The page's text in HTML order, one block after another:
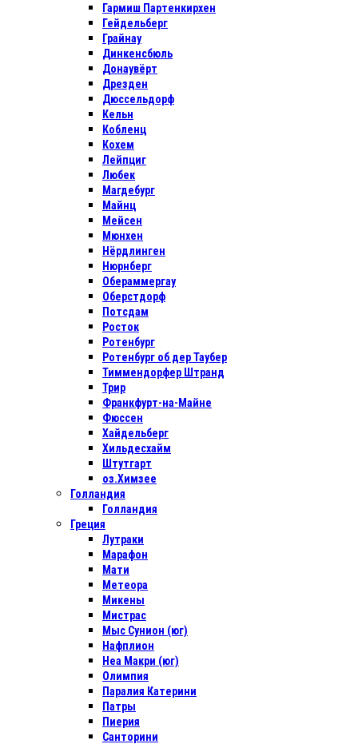
Гармиш Партенкирхен
Гейдельберг
Грайнау
Динкенсбюль
Донаувёрт
Дрезден
Дюссельдорф
Кельн
Кобленц
Кохем
Лейпциг
Любек
Магдебург
Майнц
Мейсен
Мюнхен
Нёрдлинген
Нюрнберг
Обераммергау
Оберстдорф
Потсдам
Росток
Ротенбург
Ротенбург об дер Таубер
Тиммендорфер Штранд
Трир
Франкфурт-на-Майне
Фюссен
Хайдельберг
Хильдесхайм
Штутгарт
оз.Химзее
Голландия
Голландия
Греция
Лутраки
Марафон
Мати
Метеора
Микены
Мистрас
Мыс Сунион (юг)
Нафплион
Неа Макри (юг)
Олимпия
Паралия Катерини
Патры
Пиерия
Санторини